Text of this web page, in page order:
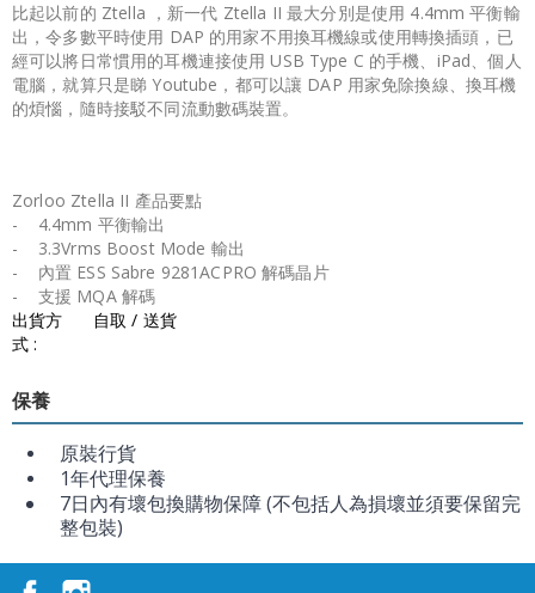
比起以前的 Ztella ，新一代 Ztella II 最大分別是使用 4.4mm 平衡輸
出，令多數平時使用 DAP 的用家不用換耳機線或使用轉換插頭，已
經可以將日常慣用的耳機連接使用 USB Type C 的手機、iPad、個人
電腦，就算只是睇 Youtube，都可以讓 DAP 用家免除換線、換耳機
的煩惱，隨時接駁不同流動數碼裝置。
Zorloo Ztella II 產品要點
- 4.4mm 平衡輸出
- 3.3Vrms Boost Mode 輸出
- 內置 ESS Sabre 9281ACPRO 解碼晶片
- 支援 MQA 解碼
出貨方
式 :
自取 / 送貨
保養
原裝行貨
1年代理保養
7日內有壞包換購物保障 (不包括人為損壞並須要保留完
整包裝)